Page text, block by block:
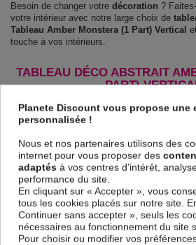
Besoin de changer votre décoration ?
votre intérieur avec notre large choix de
Tableau Amber Monstera (1 Part) Vertical
touche à vos intérieurs.
TABLEAU DÉCO ABSTRAIT
PART)
Le Tableau Amber Monstera (1 Part)
papier intissé spécial et de haute qualité qui
couleurs avec des détails parfaitement
impression sur tous les cotés et une toile
matériaux respectueux de l'environnement,
tableau immédiatement sans avoir à
Le Tableau Abstrait Amber Monstera (1
aux rayons UV, inodore et 100 % sûr, parfait
coucher et la chambre des enfants.
Notre large choix de tableaux tendances et
moyen simple et pas cher de donner une
Planete Discount vous propose une
personnalisée !
Nous et nos partenaires utilisons des
internet pour vous proposer des
adaptés à vos centres d’intérêt,
performance du site.
En cliquant sur « Accepter », vous
tous les cookies placés sur notre site.
Continuer sans accepter », seuls les
nécessaires au fonctionnement du site
Pour choisir ou modifier vos